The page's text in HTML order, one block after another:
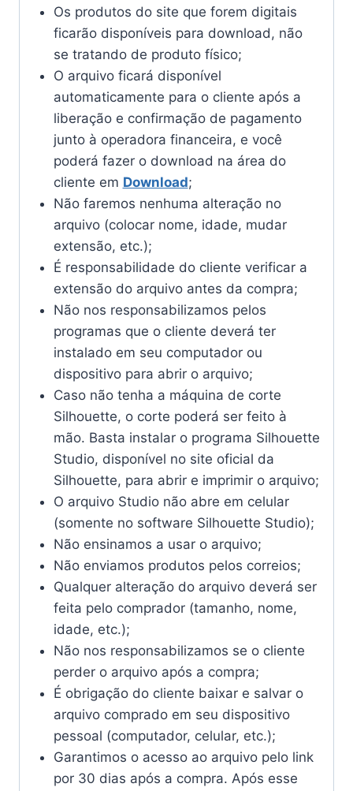
Os produtos do site que forem digitais
ficarão disponíveis para download, não
se tratando de produto físico;
O arquivo ficará disponível
automaticamente para o cliente após a
liberação e confirmação de pagamento
junto à operadora financeira, e você
poderá fazer o download na área do
cliente em Download;
Não faremos nenhuma alteração no
arquivo (colocar nome, idade, mudar
extensão, etc.);
É responsabilidade do cliente verificar a
extensão do arquivo antes da compra;
Não nos responsabilizamos pelos
programas que o cliente deverá ter
instalado em seu computador ou
dispositivo para abrir o arquivo;
Caso não tenha a máquina de corte
Silhouette, o corte poderá ser feito à
mão. Basta instalar o programa Silhouette
Studio, disponível no site oficial da
Silhouette, para abrir e imprimir o arquivo;
O arquivo Studio não abre em celular
(somente no software Silhouette Studio);
Não ensinamos a usar o arquivo;
Não enviamos produtos pelos correios;
Qualquer alteração do arquivo deverá ser
feita pelo comprador (tamanho, nome,
idade, etc.);
Não nos responsabilizamos se o cliente
perder o arquivo após a compra;
É obrigação do cliente baixar e salvar o
arquivo comprado em seu dispositivo
pessoal (computador, celular, etc.);
Garantimos o acesso ao arquivo pelo link
por 30 dias após a compra. Após esse